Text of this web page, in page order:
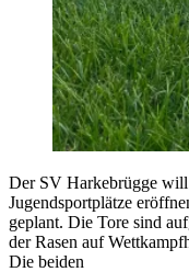
Der SV Harkebrügge will
Jugendsportplätze
geplant. Die Tore sind
der Rasen auf
Die beiden